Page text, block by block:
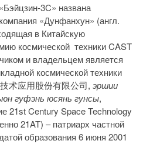
3C» названа
«Дунфанхун» (англ.
в Китайскую
космической техники CAST
и владельцем является
космической техники
术应用股份有限公司, эршии
гуфэнь юсянь гунсы,
21st Century Space Technology
21AT) – патриарх частной
образования 6 июня 2001